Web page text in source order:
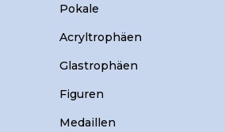
Pokale
Acryltrophäen
Glastrophäen
Figuren
Medaillen